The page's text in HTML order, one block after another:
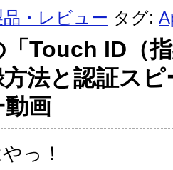
品・レビュー タグ:
Touch ID（
法と認証ス
画
っ！